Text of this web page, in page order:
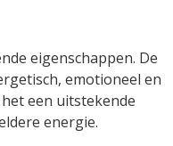
eigenschappen. De
emotioneel en
een uitstekende
energie.